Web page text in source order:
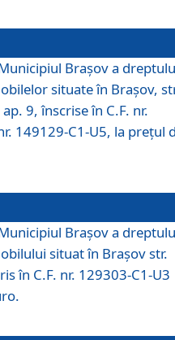
Brașov a
situate în Brașov,
9, înscrise în C.F. nr.
149129-C1-U5, la prețul
Brașov a
situat în Brașov str.
în C.F. nr. 129303-C1-U3